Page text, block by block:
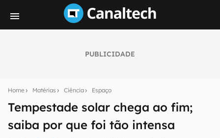
PUBLICIDADE
Home Matérias Ciência Espaço
Tempestade solar chega ao fim;
saiba por que foi tão intensa
notícias e reviews sobre tecnologia em primeira
E-mail